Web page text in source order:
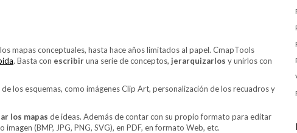
mapas conceptuales, hasta hace años limitados al papel. CmapTools
. Basta con escribiruna serie de conceptos, jerarquizarlos y unirlos con
de los esquemas, como imágenes Clip Art, personalización de los recuadros y
los mapas de ideas. Además de contar con su propio formato para editar
(BMP, JPG, PNG, SVG), en PDF, en formato Web, etc.